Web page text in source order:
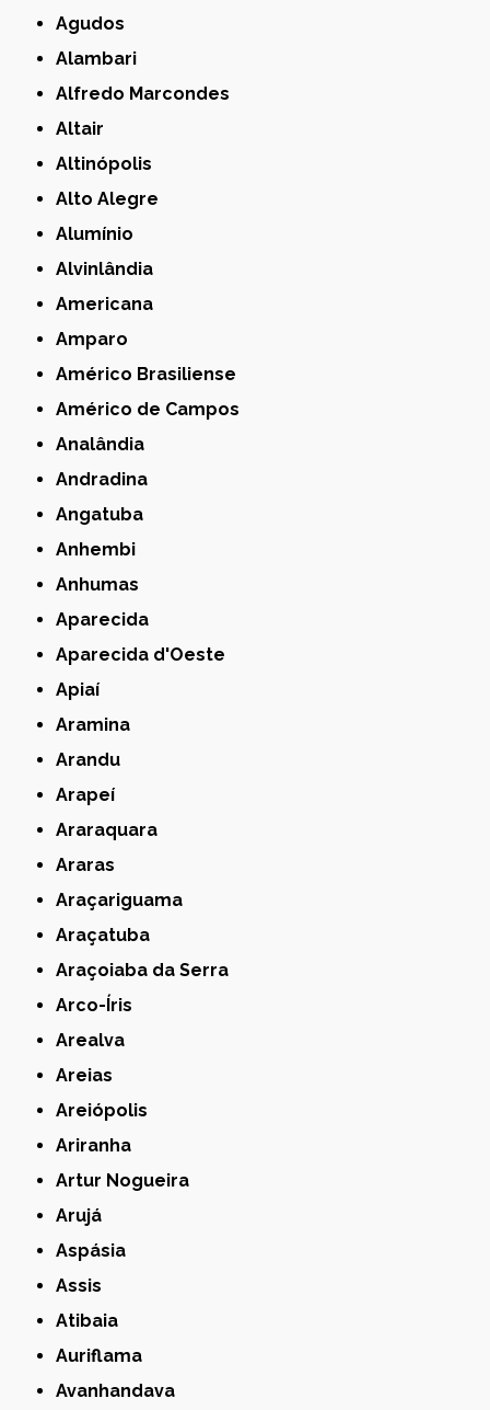
Agudos
Alambari
Alfredo Marcondes
Altair
Altinópolis
Alto Alegre
Alumínio
Alvinlândia
Americana
Amparo
Américo Brasiliense
Américo de Campos
Analândia
Andradina
Angatuba
Anhembi
Anhumas
Aparecida
Aparecida d'Oeste
Apiaí
Aramina
Arandu
Arapeí
Araraquara
Araras
Araçariguama
Araçatuba
Araçoiaba da Serra
Arco-Íris
Arealva
Areias
Areiópolis
Ariranha
Artur Nogueira
Arujá
Aspásia
Assis
Atibaia
Auriflama
Avanhandava